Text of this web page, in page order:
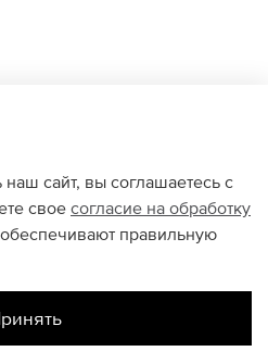
сайт, вы соглашаетесь с
своесогласие на обработку
правильную